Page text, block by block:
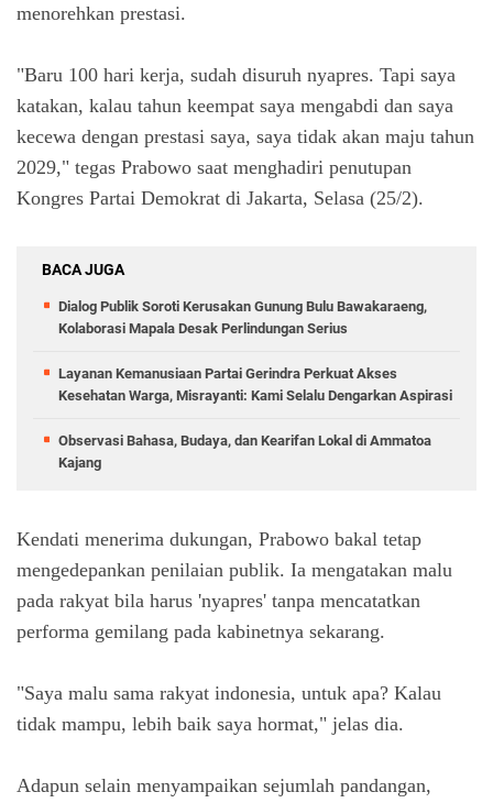
menorehkan prestasi.
"Baru 100 hari kerja, sudah disuruh nyapres. Tapi saya
katakan, kalau tahun keempat saya mengabdi dan saya
kecewa dengan prestasi saya, saya tidak akan maju tahun
2029," tegas Prabowo saat menghadiri penutupan
Kongres Partai Demokrat di Jakarta, Selasa (25/2).
BACA JUGA
Dialog Publik Soroti Kerusakan Gunung Bulu Bawakaraeng,
Kolaborasi Mapala Desak Perlindungan Serius
Layanan Kemanusiaan Partai Gerindra Perkuat Akses
Kesehatan Warga, Misrayanti: Kami Selalu Dengarkan Aspirasi
Observasi Bahasa, Budaya, dan Kearifan Lokal di Ammatoa
Kajang
Kendati menerima dukungan, Prabowo bakal tetap
mengedepankan penilaian publik. Ia mengatakan malu
pada rakyat bila harus 'nyapres' tanpa mencatatkan
performa gemilang pada kabinetnya sekarang.
"Saya malu sama rakyat indonesia, untuk apa? Kalau
tidak mampu, lebih baik saya hormat," jelas dia.
Adapun selain menyampaikan sejumlah pandangan,